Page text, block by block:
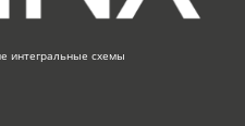
интегральные схемы